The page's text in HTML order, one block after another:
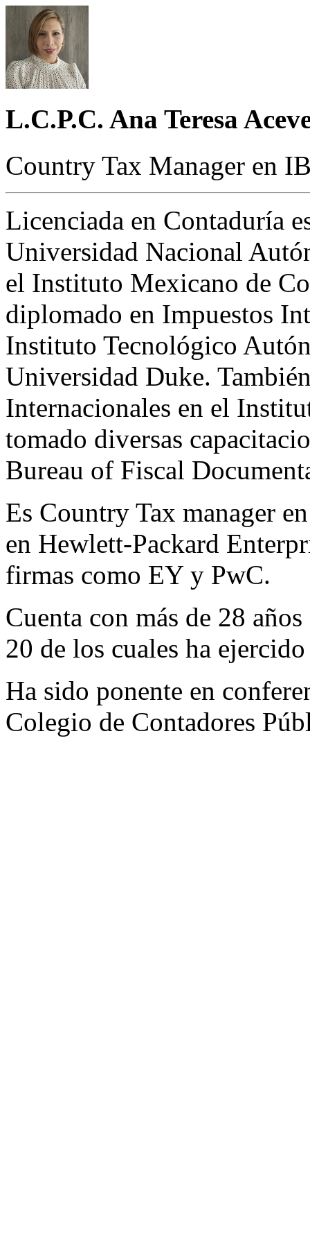
L.C.P.C. Ana Teresa
Country Tax Manager en
Licenciada en Contaduría
Universidad Nacional
el Instituto Mexicano de
diplomado en Impuestos
Instituto Tecnológico
Universidad Duke.
Internacionales en el
tomado diversas
Bureau of Fiscal
Es Country Tax manager
en Hewlett-Packard
firmas como EY y PwC.
Cuenta con más de 28
20 de los cuales ha
Ha sido ponente en
Colegio de Contadores